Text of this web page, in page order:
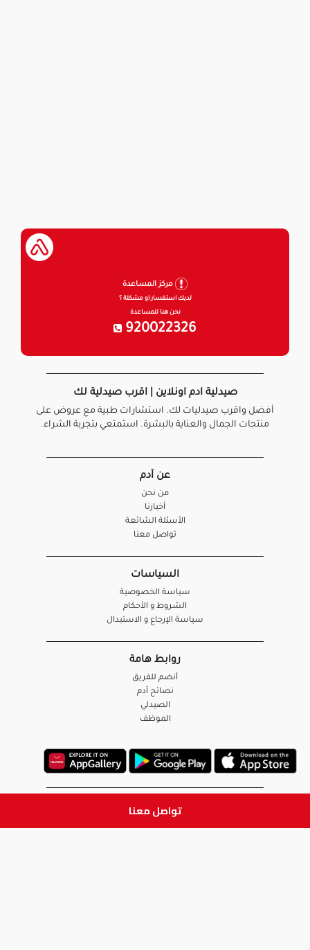
تواصل معنا
مركز المساعدة
لديك استفسار او مشكلة ؟
نحن هنا للمساعدة
920022326
صيدلية ادم اونلاين | اقرب صيدلية لك
أفضل واقرب صيدليات لك. استشارات طبية مع عروض على
منتجات الجمال والعناية بالبشرة. استمتعي بتجربة الشراء.
عن آدم
من نحن
أخبارنا
الأسئلة الشائعة
تواصل معنا
السياسات
سياسة الخصوصية
الشروط و الأحكام
سياسة الإرجاع و الاستبدال
روابط هامة
أنضم للفريق
نصائح آدم
الصيدلي
الموظف
ابق على تواصل